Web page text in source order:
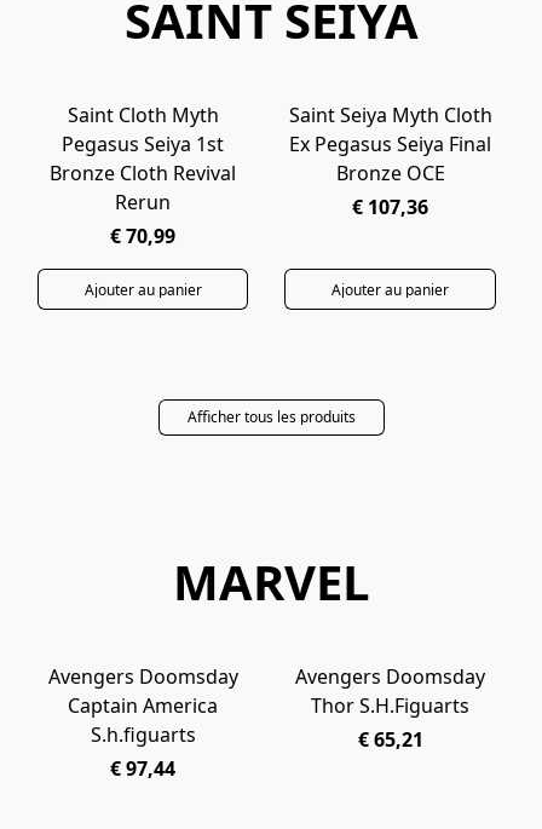
SAINT SEIYA
PRÉCOMMANDE
Saint Cloth Myth
Pegasus Seiya 1st
Bronze Cloth Revival
Rerun
€ 70,99
Ajouter au panier
EN ARRIVAGE
Saint Seiya Myth Cloth
Ex Pegasus Seiya Final
Bronze OCE
€ 107,36
Ajouter au panier
Afficher tous les produits
MARVEL
PRÉCOMMANDE
Avengers Doomsday
Captain America
S.h.figuarts
€ 97,44
PRÉCOMMANDE
Avengers Doomsday
Thor S.H.Figuarts
€ 65,21